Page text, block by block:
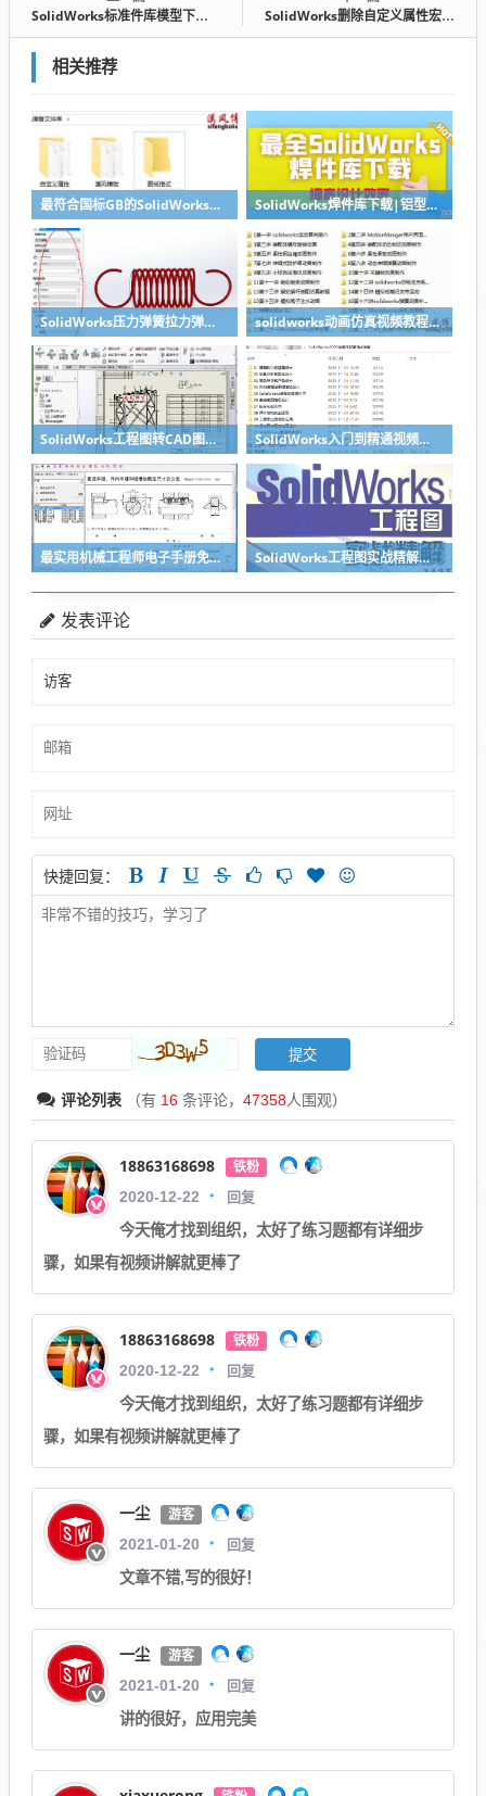
SolidWorks标准件库模型下载（多配置版） SolidWorks删除自定义属性宏+配置特定宏
相关推荐
最符合国标GB的SolidWorks图纸格式和图纸模板下载-溪风专用版 SolidWorks焊件库下载|铝型材库下载|附sw焊件库添加配置使用教程
SolidWorks压力弹簧拉力弹簧扭力弹簧涡卷弹簧自动生成宏程序下载 solidworks动画仿真视频教程-学SolidWorks动画必看视频
SolidWorks工程图转CAD图纸DWG格式映射文件无乱码可分层-溪风亲测推荐 SolidWorks入门到精通视频教程（适合sw2018-2026）
最实用机械工程师电子手册免费下载 SolidWorks工程图实战精解（SolidWorks模板制作教程）pdf及随书光盘-
发表评论
快捷回复：
评论列表 （有 16 条评论， 47358人围观）
18863168698 铁粉
2020-12-22 回复
今天俺才找到组织，太好了练习题都有详细步
骤，如果有视频讲解就更棒了
18863168698 铁粉
2020-12-22 回复
今天俺才找到组织，太好了练习题都有详细步
骤，如果有视频讲解就更棒了
一尘 游客
2021-01-20 回复
文章不错,写的很好！
一尘 游客
2021-01-20 回复
讲的很好，应用完美